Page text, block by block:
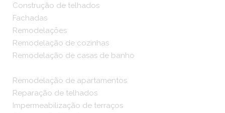
Construção de telhados
Fachadas
Remodelações
Remodelação de cozinhas
Remodelação de casas de banho
Remodelação de apartamentos
Reparação de telhados
Impermeabilização de terraços